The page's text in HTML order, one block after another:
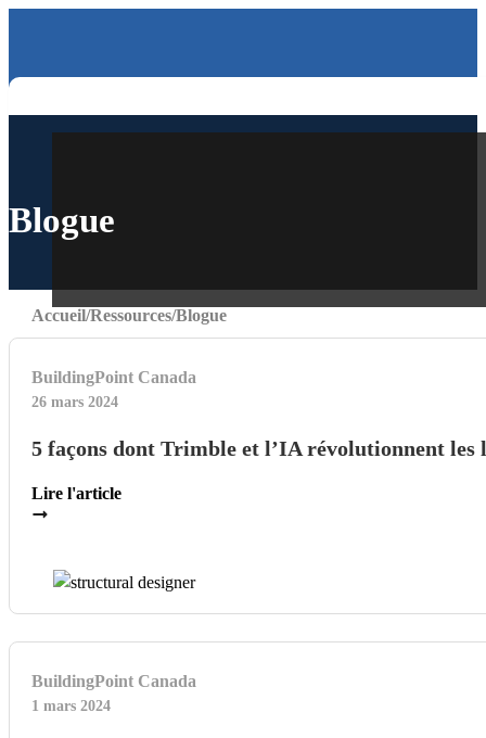
Blogue
Accueil Ressources Blogue
BuildingPoint Canada
26 mars 2024
5 façons dont Trimble et l’IA révolutionnent les
Lire l'article
BuildingPoint Canada
1 mars 2024